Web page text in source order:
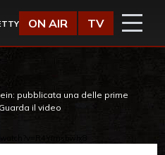
ON AIR TV
pubblicata una delle prime
il video